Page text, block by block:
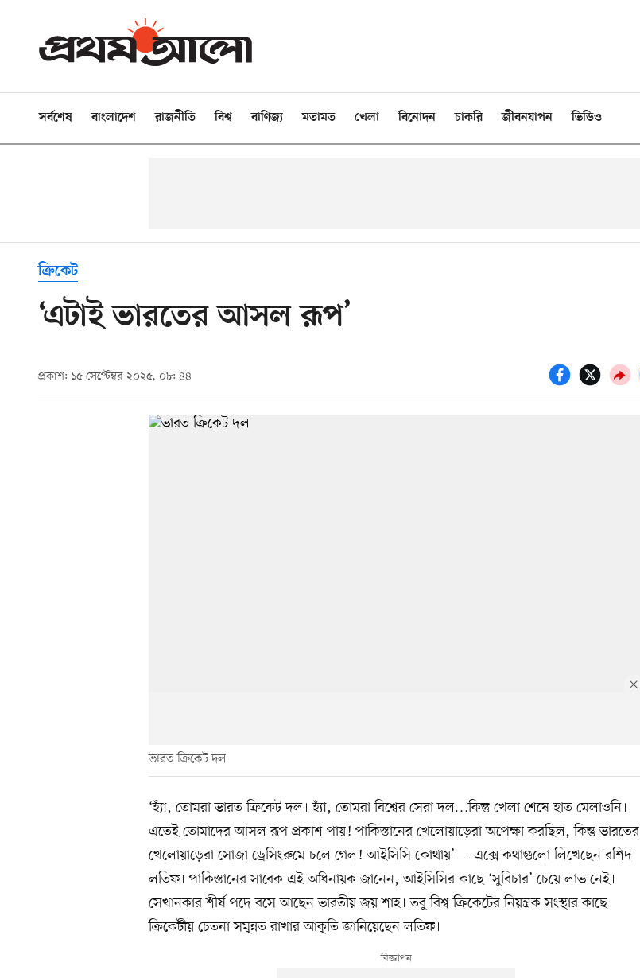
সর্বশেষ বাংলাদেশ রাজনীতি বিশ্ব বাণিজ্য মতামত খেলা বিনোদন চাকরি জীবনযাপন ভিডিও
ক্রিকেট
‘এটাই ভারতের আসল রূপ’
প্রকাশ: ১৫ সেপ্টেম্বর ২০২৫, ০৮: ৪৪
ভারত ক্রিকেট দল
‘হ্যাঁ, তোমরা ভারত ক্রিকেট দল। হ্যাঁ, তোমরা বিশ্বের সেরা দল…কিন্তু খেলা শেষে হাত মেলাওনি।
এতেই তোমাদের আসল রূপ প্রকাশ পায়! পাকিস্তানের খেলোয়াড়েরা অপেক্ষা করছিল, কিন্তু ভারতের
খেলোয়াড়েরা সোজা ড্রেসিংরুমে চলে গেল! আইসিসি কোথায়’— এক্সে কথাগুলো লিখেছেন রশিদ
লতিফ। পাকিস্তানের সাবেক এই অধিনায়ক জানেন, আইসিসির কাছে ‘সুবিচার’ চেয়ে লাভ নেই।
সেখানকার শীর্ষ পদে বসে আছেন ভারতীয় জয় শাহ। তবু বিশ্ব ক্রিকেটের নিয়ন্ত্রক সংস্থার কাছে
ক্রিকেটীয় চেতনা সমুন্নত রাখার আকুতি জানিয়েছেন লতিফ।